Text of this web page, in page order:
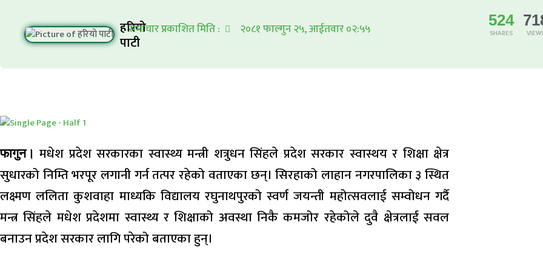
हरियो
पाटी
समाचार प्रकाशित मिति : २०८१ फाल्गुन २५, आईतवार ०२:५५ 524
SHARES
फागुन। मधेश प्रदेश सरकारका स्वास्थ्य मन्त्री शत्रुधन सिंहले प्रदेश सरकार स्वास्थय र शिक्षा क्षेत्र
सुधारको निम्ति भरपूर लगानी गर्न तत्पर रहेको वताएका छन्। सिरहाको लाहान नगरपालिका ३ स्थित
लक्ष्मण ललिता कुशवाहा माध्यकि विद्यालय रघुनाथपुरको स्वर्ण जयन्ती महोत्सवलाई सम्वोधन गर्दै
मन्त्र सिंहले मधेश प्रदेशमा स्वास्थ्य र शिक्षाको अवस्था निकै कमजोर रहेकोले दुवै क्षेत्रलाई सवल
बनाउन प्रदेश सरकार लागि परेको बताएका हुन्।